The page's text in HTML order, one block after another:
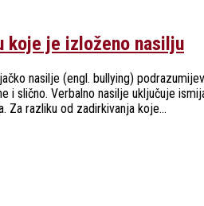
koje je izloženo nasilju
nasilje (engl. bullying)
i slično. Verbalno nasilje uključuje
Za razliku od zadirkivanja koje...